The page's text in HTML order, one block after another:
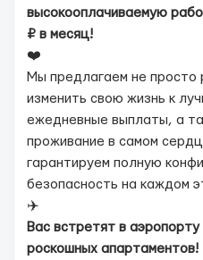
высокооплачиваемую
₽ в месяц!
❤️
Мы предлагаем не просто
изменить свою жизнь к
ежедневные выплаты, а
проживание в самом
гарантируем полную
безопасность на каждом
✈️
Вас встретят в
роскошных апартаментов!